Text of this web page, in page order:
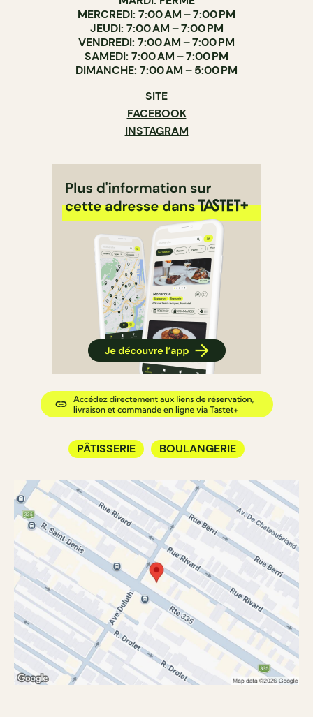
MERCREDI: 7:00 AM – 7:00 PM
JEUDI: 7:00 AM – 7:00 PM
VENDREDI: 7:00 AM – 7:00 PM
SAMEDI: 7:00 AM – 7:00 PM
DIMANCHE: 7:00 AM – 5:00 PM
SITE
FACEBOOK
INSTAGRAM
PÂTISSERIE BOULANGERIE